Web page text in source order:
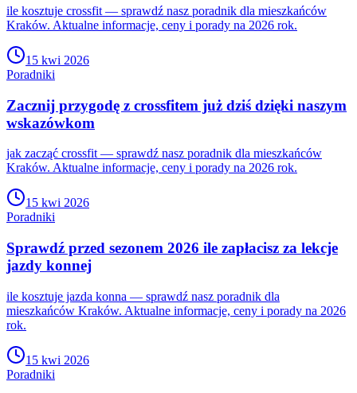
ile kosztuje crossfit — sprawdź nasz poradnik dla mieszkańców
Kraków. Aktualne informacje, ceny i porady na 2026 rok.
15 kwi 2026
Poradniki
Zacznij przygodę z crossfitem już dziś dzięki naszym
wskazówkom
jak zacząć crossfit — sprawdź nasz poradnik dla mieszkańców
Kraków. Aktualne informacje, ceny i porady na 2026 rok.
15 kwi 2026
Poradniki
Sprawdź przed sezonem 2026 ile zapłacisz za lekcje
jazdy konnej
ile kosztuje jazda konna — sprawdź nasz poradnik dla
mieszkańców Kraków. Aktualne informacje, ceny i porady na 2026
rok.
15 kwi 2026
Poradniki